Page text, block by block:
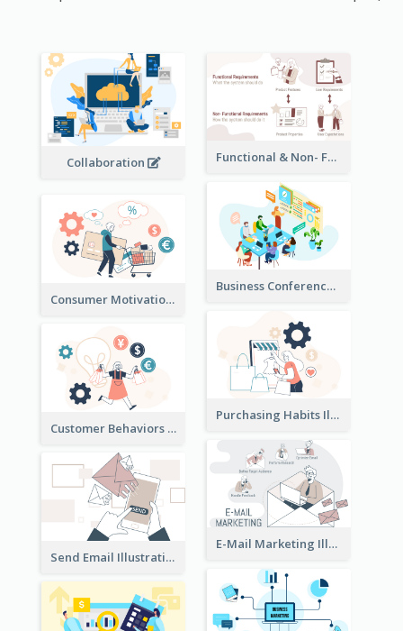
Collaboration Functional & Non- Functional Requirements Illustration
Business Conference Illustration
Consumer Motivation Illustration
Purchasing Habits Illustration
Customer Behaviors Illustration
E-Mail Marketing Illustration
Send Email Illustration